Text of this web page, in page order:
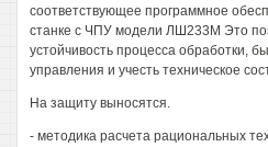
соответствующее программное
станке с ЧПУ модели ЛШ233М Это
устойчивость процесса обработки,
управления и учесть техническое
На защиту выносятся.
- методика расчета рациональных